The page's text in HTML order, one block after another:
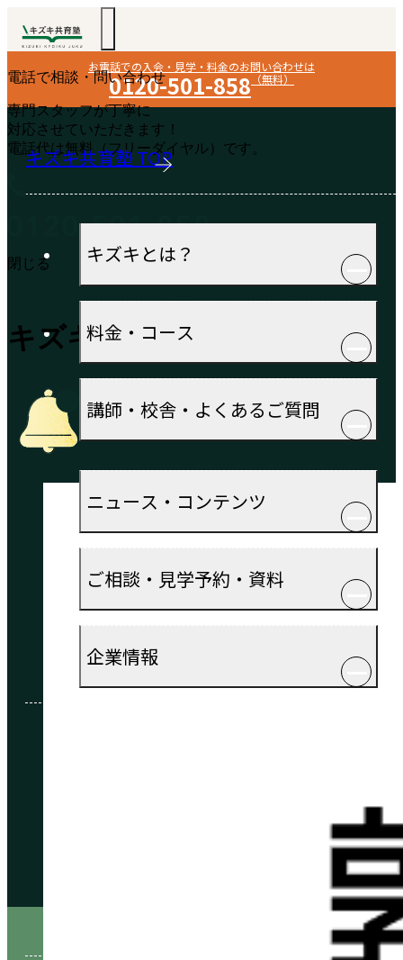
お電話での入会・見学・料金のお問い合わせは
0120-501-858 （無料）
キズキ共育塾 TOP
キズキとは？
料金・コース
講師・校舎・よくあるご質問
ニュース・コンテンツ
ご相談・見学予約・資料
企業情報
Other Service その他サービスのご案内
電話で相談・問い合わせ
専門スタッフが丁寧に
対応させていただきます！
電話代は無料（フリーダイヤル）です。
閉じる
キズキからのお知らせ